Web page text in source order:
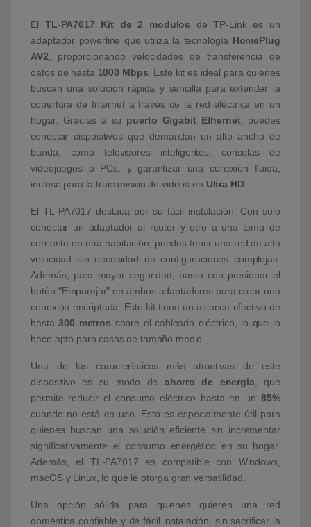
El TL-PA7017 Kit de 2 modulos de TP-Link es un
adaptador powerline que utiliza la tecnología HomePlug
AV2 , proporcionando velocidades de transferencia de
datos de hasta 1000 Mbps . Este kit es ideal para quienes
buscan una solución rápida y sencilla para extender la
cobertura de Internet a través de la red eléctrica en un
hogar. Gracias a su puerto Gigabit Ethernet, puedes
conectar dispositivos que demandan un alto ancho de
banda, como televisores inteligentes, consolas de
videojuegos o PCs, y garantizar una conexión fluida,
incluso para la transmisión de videos en Ultra HD.
El TL-PA7017 destaca por su fácil instalación. Con solo
conectar un adaptador al router y otro a una toma de
corriente en otra habitación, puedes tener una red de alta
velocidad sin necesidad de configuraciones complejas.
Además, para mayor seguridad, basta con presionar el
botón "Emparejar" en ambos adaptadores para crear una
conexión encriptada. Este kit tiene un alcance efectivo de
hasta300 metros sobre el cableado eléctrico, lo que lo
hace apto para casas de tamaño medio.
Una de las características más atractivas de este
dispositivo es su modo de ahorro de energía , que
permite reducir el consumo eléctrico hasta en un85%
cuando no está en uso. Esto es especialmente útil para
quienes buscan una solución eficiente sin incrementar
significativamente el consumo energético en su hogar.
Además, el TL-PA7017 es compatible con Windows,
macOS y Linux, lo que le otorga gran versatilidad.
Una opción sólida para quienes quieren una red
doméstica confiable y de fácil instalación, sin sacrificar la